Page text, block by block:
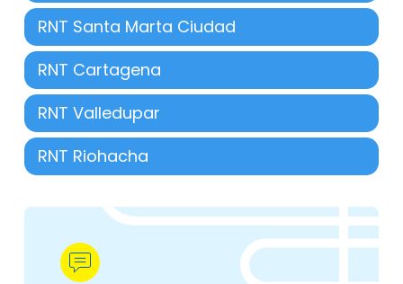
RNT Santa Marta Ciudad
RNT Cartagena
RNT Valledupar
RNT Riohacha